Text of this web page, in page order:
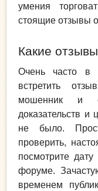
умения
стоящие отзывы
Какие
Очень часто в
встретить
мошенник и
доказательств
не было.
проверить,
посмотрите дату
форуме.
временем